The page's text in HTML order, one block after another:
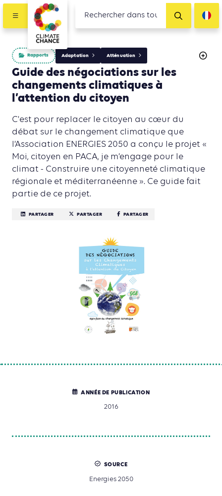
Rapports Adaptation Atténuation
Guide des négociations sur les
changements climatiques à
l’attention du citoyen
C'est pour replacer le citoyen au cœur du
débat sur le changement climatique que
l’Association ENERGIES 2050 a conçu le projet «
Moi, citoyen en PACA, je m’engage pour le
climat - Construire une citoyenneté climatique
régionale et méditerranéenne ». Ce guide fait
partie de ce projet.
PARTAGER PARTAGER PARTAGER
ANNÉE DE PUBLICATION
2016
SOURCE
Energies 2050